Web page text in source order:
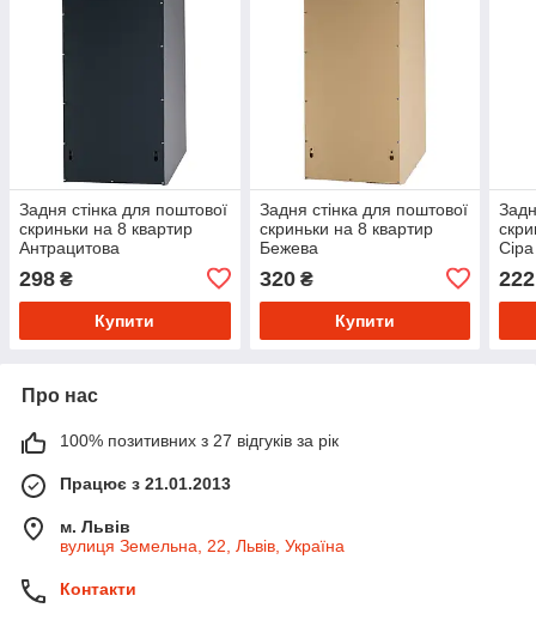
Задня стінка для поштової
скриньки на 8 квартир
Антрацитова
298 ₴
Купити
Задня стінка для поштової
скриньки на 8 квартир
Бежева
320₴
Купити
Сіра
222
Про нас
100% позитивних з 27 відгуків за рік
Працює з 21.01.2013
м. Львів
вулиця Земельна, 22, Львів, Україна
Контакти